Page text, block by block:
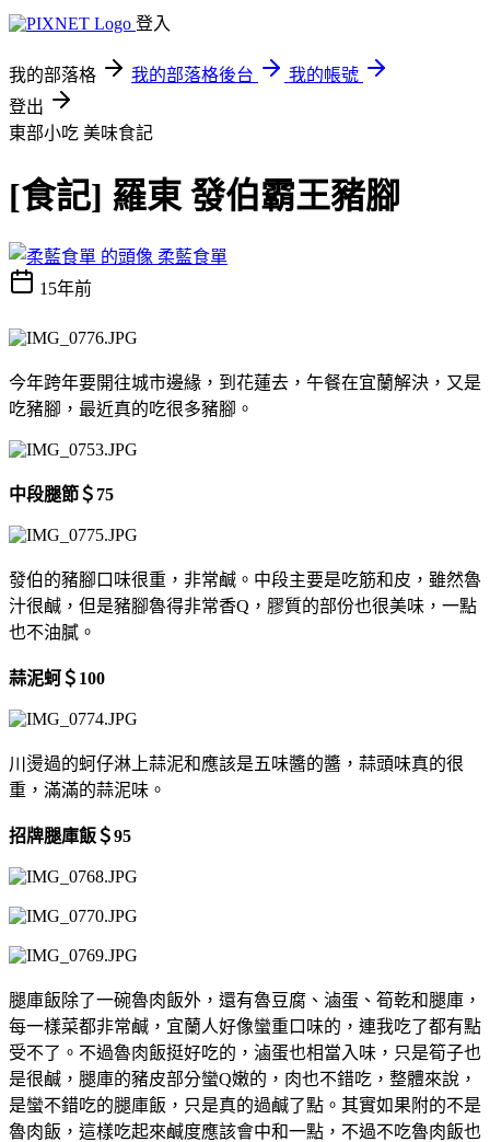
登入
我的部落格 我的部落格後台
我的帳號
登出
東部小吃 美味食記
[食記] 羅東 發伯霸王豬腳
柔藍食單
15年前
今年跨年要開往城市邊緣，到花蓮去，午餐在宜蘭解決，又是
吃豬腳，最近真的吃很多豬腳。
中段腿節＄75
發伯的豬腳口味很重，非常鹹。中段主要是吃筋和皮，雖然魯
汁很鹹，但是豬腳魯得非常香Q，膠質的部份也很美味，一點
也不油膩。
蒜泥蚵＄100
川燙過的蚵仔淋上蒜泥和應該是五味醬的醬，蒜頭味真的很
重，滿滿的蒜泥味。
招牌腿庫飯＄95
腿庫飯除了一碗魯肉飯外，還有魯豆腐、滷蛋、筍乾和腿庫，
每一樣菜都非常鹹，宜蘭人好像蠻重口味的，連我吃了都有點
受不了。不過魯肉飯挺好吃的，滷蛋也相當入味，只是筍子也
是很鹹，腿庫的豬皮部分蠻Q嫩的，肉也不錯吃，整體來說，
是蠻不錯吃的腿庫飯，只是真的過鹹了點。其實如果附的不是
魯肉飯，這樣吃起來鹹度應該會中和一點，不過不吃魯肉飯也